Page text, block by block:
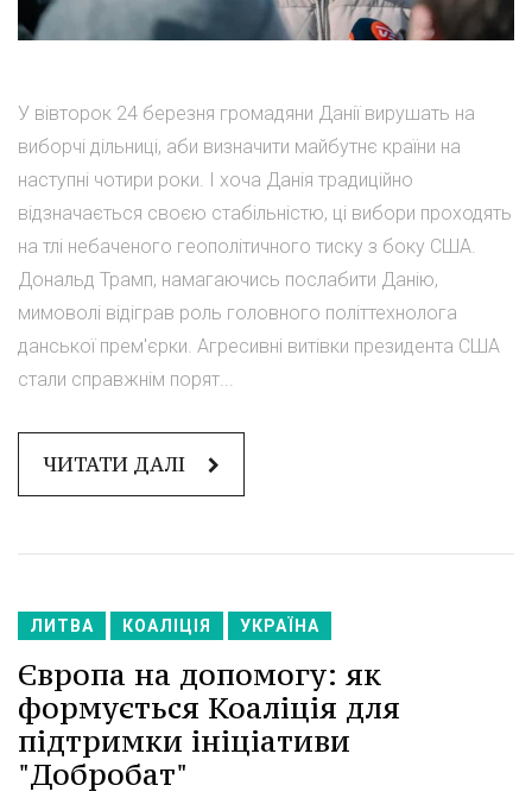
У вівторок 24 березня громадяни Данії вирушать на
виборчі дільниці, аби визначити майбутнє країни на
наступні чотири роки. І хоча Данія традиційно
відзначається своєю стабільністю, ці вибори проходять
на тлі небаченого геополітичного тиску з боку США.
Дональд Трамп, намагаючись послабити Данію,
мимоволі відіграв роль головного політтехнолога
данської прем'єрки. Агресивні витівки президента США
стали справжнім порят...
ЧИТАТИ ДАЛІ
ЛИТВА КОАЛІЦІЯ УКРАЇНА
Європа на допомогу: як
формується Коаліція для
підтримки ініціативи
"Добробат"